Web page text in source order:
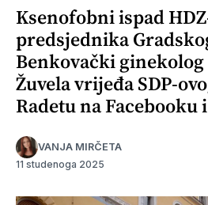
Ksenofobni ispad
predsjednika
Benkovački ginekolog
Žuvela vrijeđa SDP-
Radetu na
VANJA MIRČETA
11 studenoga 2025